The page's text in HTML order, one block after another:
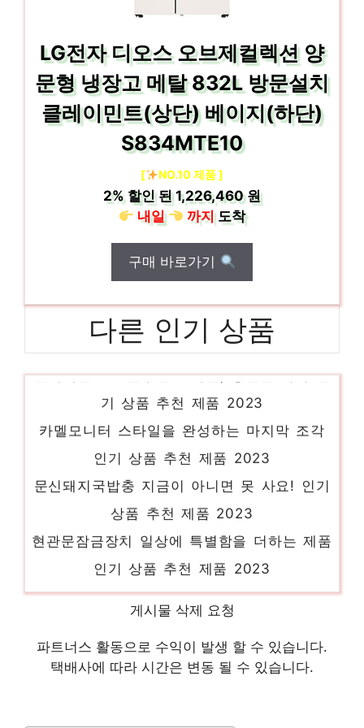
LG전자 디오스 오브제컬렉션 양
문형 냉장고 메탈 832L 방문설치
클레이민트(상단) 베이지(하단)
S834MTE10
[ NO.10 제품 ]
2%할인 된1,226,460 원
내일
까지도착
구매 바로가기
다른 인기 상품
기 상품 추천 제품 2023
카멜모니터 스타일을 완성하는 마지막 조각
인기 상품 추천 제품 2023
문신돼지국밥충 지금이 아니면 못 사요! 인기
상품 추천 제품 2023
현관문잠금장치 일상에 특별함을 더하는 제품
인기 상품 추천 제품 2023
한 제품 인기 상품 추천 제품 2023
도담패밀리침대 당신만을 위한 특별한 세트
인기 상품 추천 제품 2023
게시물 삭제 요청
파트너스 활동으로 수익이 발생 할 수 있습니다.
택배사에 따라 시간은 변동 될 수 있습니다.